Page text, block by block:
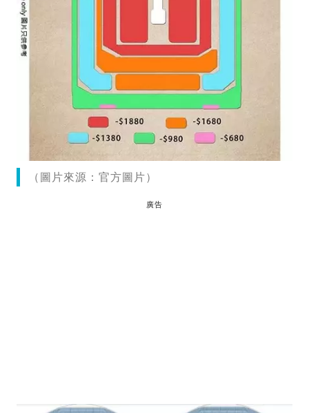
（圖片來源：官方圖片）
廣告